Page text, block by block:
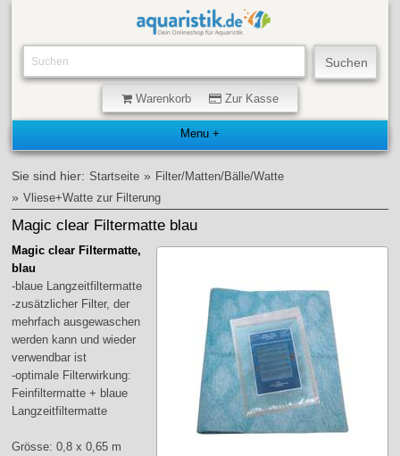
Warenkorb Zur Kasse
Sie sind hier: Startseite » Filter/Matten/Bälle/Watte
» Vliese+Watte zur Filterung
Magic clear Filtermatte blau
Magic clear Filtermatte,
blau
-blaue Langzeitfiltermatte
-zusätzlicher Filter, der
mehrfach ausgewaschen
werden kann und wieder
verwendbar ist
-optimale Filterwirkung:
Feinfiltermatte + blaue
Langzeitfiltermatte
Grösse: 0,8 x 0,65 m